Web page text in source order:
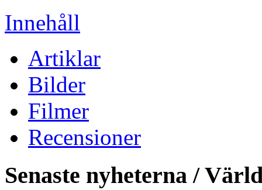
Innehåll
Artiklar
Bilder
Filmer
Recensioner
Senaste nyheterna /